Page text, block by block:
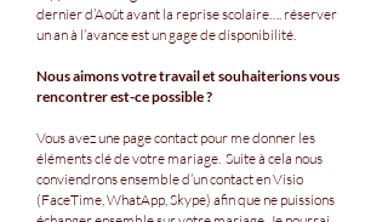
dernier d’Août avant la reprise scolaire…. réserver
un an à l’avance est un gage de disponibilité.
Nous aimons votre travail et souhaiterions vous
rencontrer est-ce possible ?
Vous avez une page contact pour me donner les
éléments clé de votre mariage. Suite à cela nous
conviendrons ensemble d’un contact en Visio
(FaceTime, WhatApp, Skype) afin que ne puissions